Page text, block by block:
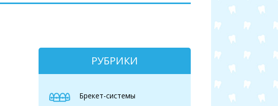
РУБРИКИ
Брекет-системы